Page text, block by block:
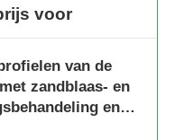
voor
van de
zandblaas- en
en